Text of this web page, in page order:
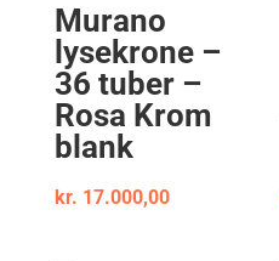
Murano
lysekrone –
36 tuber –
Rosa Krom
blank
kr. 17.000,00